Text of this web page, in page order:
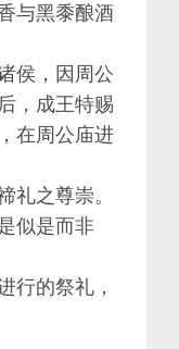
与黑黍酿酒
侯，因周公
，成王特赐
在周公庙进
礼之尊崇。
似是而非
行的祭礼，